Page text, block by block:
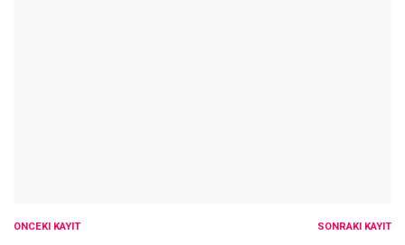
SONRAKI KAYIT
ÖNCEKI KAYIT